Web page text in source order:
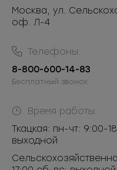
Москва, ул.
оф. Л-4
Телефоны:
8-800-600-14-83
Бесплатный звонок
Время работы:
Ткацкая: пн-чт: 9:00-
выходной